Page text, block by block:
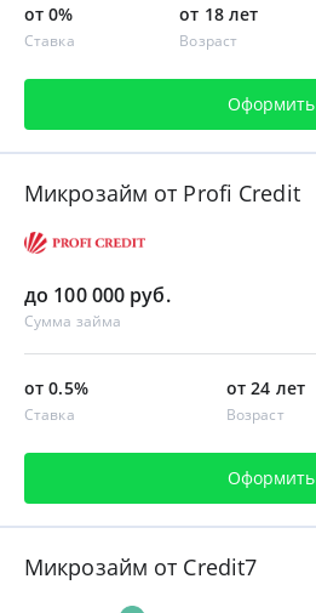
от 0%
Ставка
от 18 лет
Возраст
Оформить
Микрозайм от Profi Credit
до 100 000 руб.
Сумма займа
от 0.5%
Ставка
от 24 лет
Возраст
Оформить
Микрозайм от Credit7